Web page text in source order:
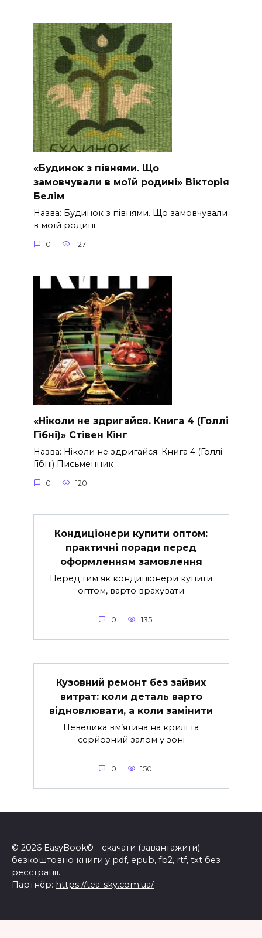
«Будинок з півнями. Що
замовчували в моїй родині» Вікторія
Белім
Назва: Будинок з півнями. Що замовчували
в моїй родині
0 127
«Ніколи не здригайся. Книга 4 (Голлі
Гібні)» Стівен Кінг
Назва: Ніколи не здригайся. Книга 4 (Голлі
Гібні) Письменник
0 120
Кондиціонери купити оптом:
практичні поради перед
оформленням замовлення
Перед тим як кондиціонери купити
оптом, варто врахувати
0 135
Кузовний ремонт без зайвих
витрат: коли деталь варто
відновлювати, а коли замінити
Невелика вм’ятина на крилі та
серйозний залом у зоні
0 150
© 2026 EasyBook© - скачати (завантажити)
безкоштовно книги у pdf, epub, fb2, rtf, txt без
реєстрації.
Партнёр: https://tea-sky.com.ua/